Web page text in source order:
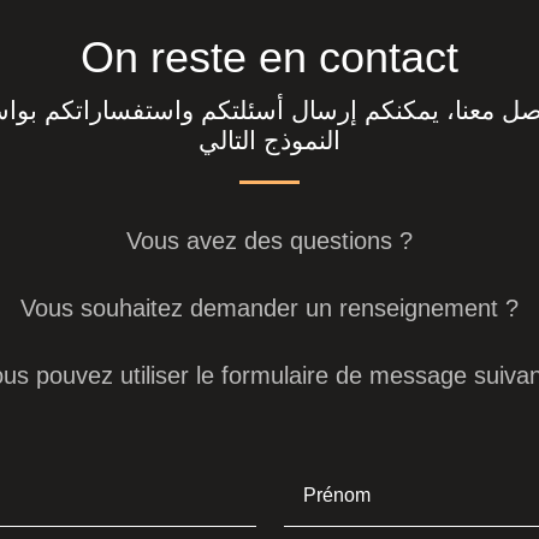
On reste en contact
معنا، يمكنكم إرسال أسئلتكم واستفساراتكم
النموذج التالي
Vous avez des questions ?
Vous souhaitez demander un renseignement ?
pouvez utiliser le formulaire de message